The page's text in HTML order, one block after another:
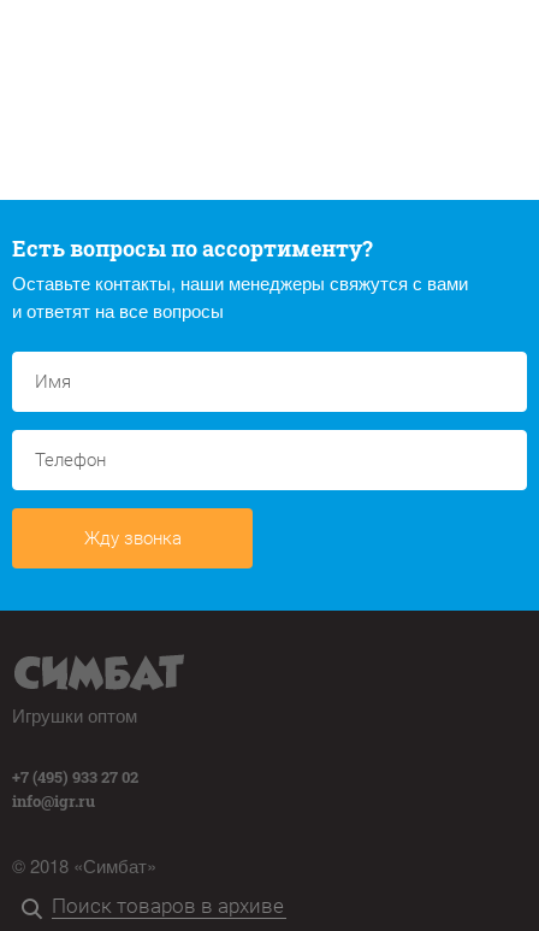
Есть вопросы по ассортименту?
Оставьте контакты, наши менеджеры свяжутся с вами
и ответят на все вопросы
Жду звонка
Игрушки оптом
+7 (495) 933 27 02
info@igr.ru
© 2018 «Симбат»